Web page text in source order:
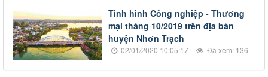
Tình hình Công nghiệp - Thương
mại tháng 10/2019 trên địa bàn
huyện Nhơn Trạch
02/01/2020 10:05:17 Đã xem: 136